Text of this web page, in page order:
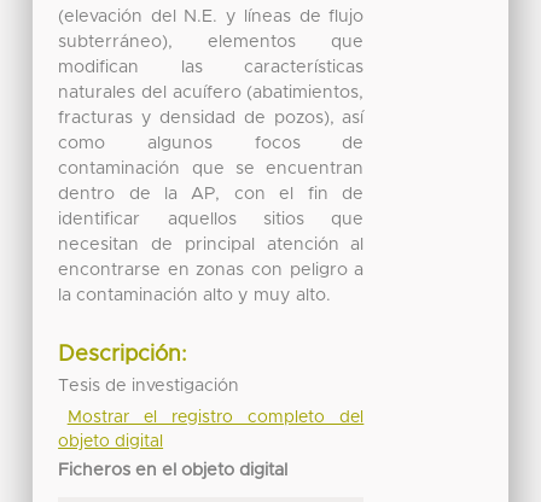
(elevación del N.E. y líneas de flujo
subterráneo), elementos que
modifican las características
naturales del acuífero (abatimientos,
fracturas y densidad de pozos), así
como algunos focos de
contaminación que se encuentran
dentro de la AP, con el fin de
identificar aquellos sitios que
necesitan de principal atención al
encontrarse en zonas con peligro a
la contaminación alto y muy alto.
Descripción:
Tesis de investigación
Mostrar el registro completo del
objeto digital
Ficheros en el objeto digital